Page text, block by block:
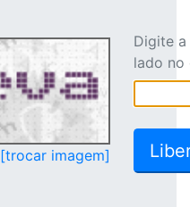
[trocar imagem]
Digite
lado no